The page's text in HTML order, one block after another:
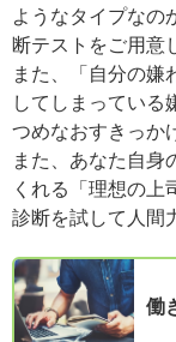
ようなタイプな
断テストをご用意
また、「自分の嫌
してしまっている
つめなおすきっか
また、あなた自身
くれる「理想の上
診断を試して人間
働